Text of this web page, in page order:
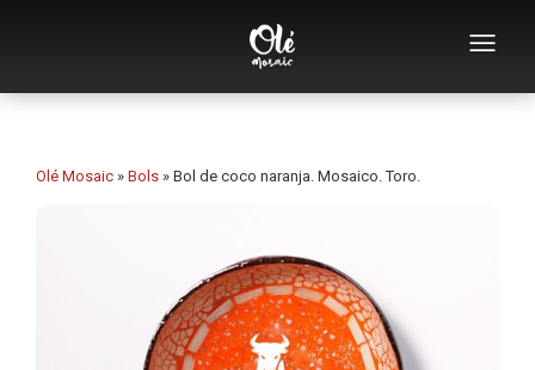
Empresa
Abridores
Olé Mosaic » Bols » Bol de coco naranja. Mosaico. Toro.